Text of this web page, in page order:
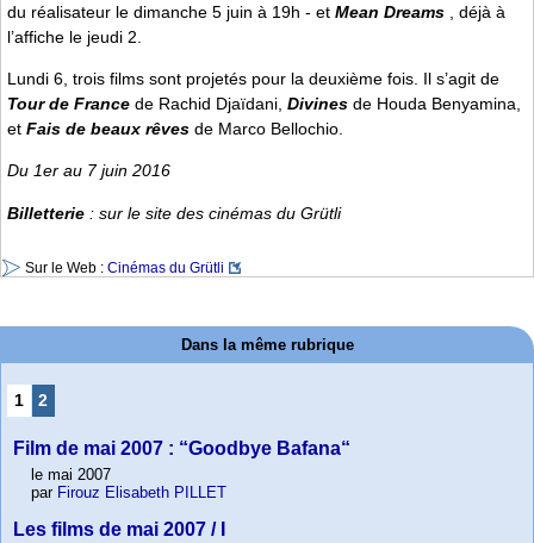
du réalisateur le dimanche 5 juin à 19h - et Mean Dreams
, déjà à
l’affiche le jeudi 2.
Lundi 6, trois films sont projetés pour la deuxième fois. Il s’agit de
Tour de France de Rachid Djaïdani, Divines de Houda Benyamina,
et Fais de beaux rêves de Marco Bellochio.
Du 1er au 7 juin 2016
Billetterie : sur le site des cinémas du Grütli
Sur le Web : Cinémas du Grütli
Dans la même rubrique
1 2
Film de mai 2007 : “Goodbye Bafana“
le mai 2007
par Firouz Elisabeth PILLET
Les films de mai 2007 / I